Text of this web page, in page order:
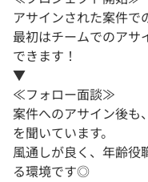
アサインされた案件で
最初はチームでのアサ
できます！
▼
≪フォロー面談≫
案件へのアサイン後も
を聞いています。
風通しが良く、年齢役
る環境です◎